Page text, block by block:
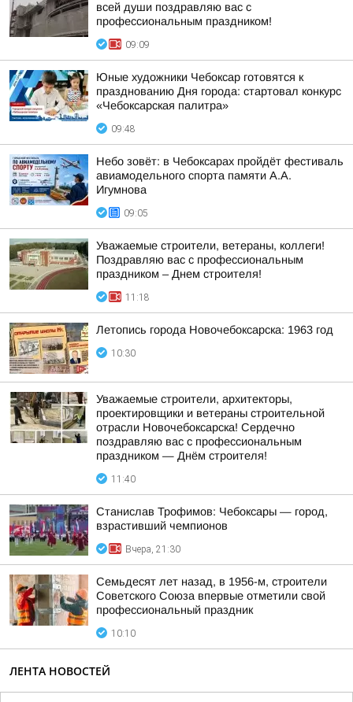
всей души поздравляю вас с
профессиональным праздником!
09:09
Юные художники Чебоксар готовятся к
празднованию Дня города: стартовал конкурс
«Чебоксарская палитра»
09:48
Небо зовёт: в Чебоксарах пройдёт фестиваль
авиамодельного спорта памяти А.А.
Игумнова
09:05
Уважаемые строители, ветераны, коллеги!
Поздравляю вас с профессиональным
праздником – Днем строителя!
11:18
Летопись города Новочебоксарска: 1963 год
10:30
Уважаемые строители, архитекторы,
проектировщики и ветераны строительной
отрасли Новочебоксарска! Сердечно
поздравляю вас с профессиональным
праздником — Днём строителя!
11:40
Станислав Трофимов: Чебоксары — город,
взрастивший чемпионов
Вчера, 21:30
Семьдесят лет назад, в 1956-м, строители
Советского Союза впервые отметили свой
профессиональный праздник
10:10
ЛЕНТА НОВОСТЕЙ